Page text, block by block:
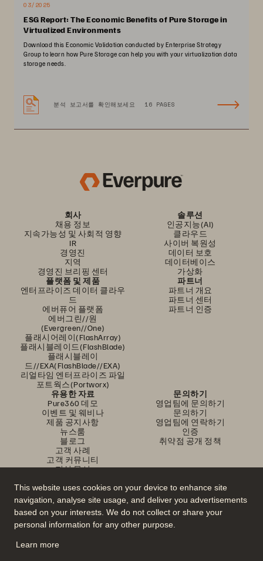
This website uses cookies on your device to enhance site
navigation, analyse site usage, and deliver you advertisements
based on your interests. We do not collect or share your
personal information for any other purpose.
Learn more
03/2025
ESG Report: The Economic Benefits of Pure Storage in
Virtualized Environments
Download this Economic Validation conducted by Enterprise Strategy
Group to learn how Pure Storage can help you with your virtualization data
storage needs.
분석 보고서를 확인해보세요 16 PAGES
회사
채용 정보
지속가능성 및 사회적 영향
IR
경영진
지역
경영진 브리핑 센터
솔루션
인공지능(AI)
클라우드
사이버 복원성
데이터 보호
데이터베이스
가상화
플랫폼 및 제품
엔터프라이즈 데이터 클라우
드
에버퓨어 플랫폼
에버그린//원
(Evergreen//One)
플래시어레이(FlashArray)
플래시블레이드(FlashBlade)
플래시블레이
드//EXA(FlashBlade//EXA)
리얼타임 엔터프라이즈 파일
포트웍스(Portworx)
파트너
파트너 개요
파트너 센터
파트너 인증
유용한 자료
Pure360 데모
이벤트 및 웨비나
제품 공지사항
뉴스룸
블로그
고객 사례
고객 커뮤니티
지식 문서
문의하기
영업팀에 문의하기
문의하기
영업팀에 연락하기
인증
취약점 공개 정책
문의하기
에버퓨어(Everpure) 공식 소셜미디어 팔로우하기